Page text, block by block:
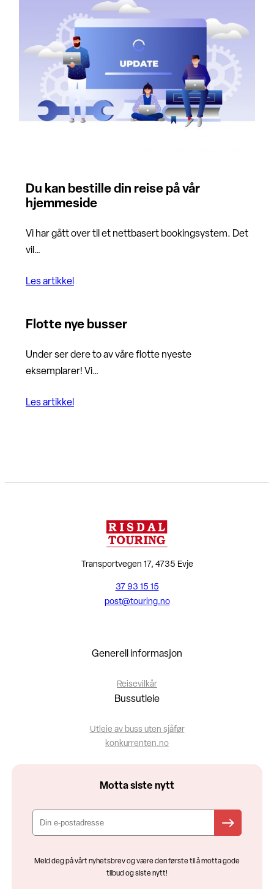
Du kan bestille din reise på vår
hjemmeside
Vi har gått over til et nettbasert bookingsystem. Det
vil…
Les artikkel
Flotte nye busser
Under ser dere to av våre flotte nyeste
eksemplarer! Vi…
Les artikkel
Transportvegen 17, 4735 Evje
37 93 15 15
post@touring.no
Generell informasjon
Reisevilkår
Bussutleie
Utleie av buss uten sjåfør
konkurrenten.no
Motta siste nytt
Meld deg på vårt nyhetsbrev og være den første til å motta gode
tilbud og siste nytt!